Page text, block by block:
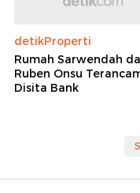
detikProperti
Rumah Sarwendah
Ruben Onsu
Disita Bank